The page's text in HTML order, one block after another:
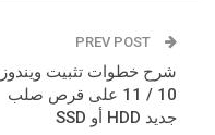
شرح خطوات تثبيت ويندوز
10 / 11 على قرص صلب
جديد HDD أو SSD